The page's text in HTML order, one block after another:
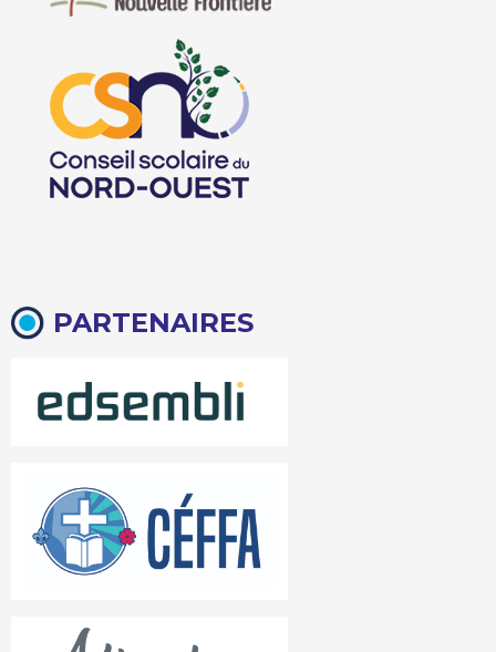
PARTENAIRES